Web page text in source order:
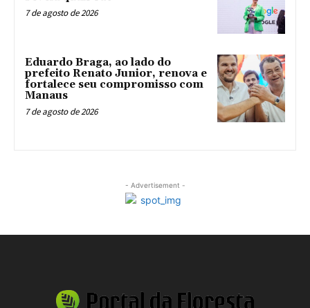
7 de agosto de 2026
Eduardo Braga, ao lado do
prefeito Renato Junior, renova e
fortalece seu compromisso com
Manaus
7 de agosto de 2026
- Advertisement -